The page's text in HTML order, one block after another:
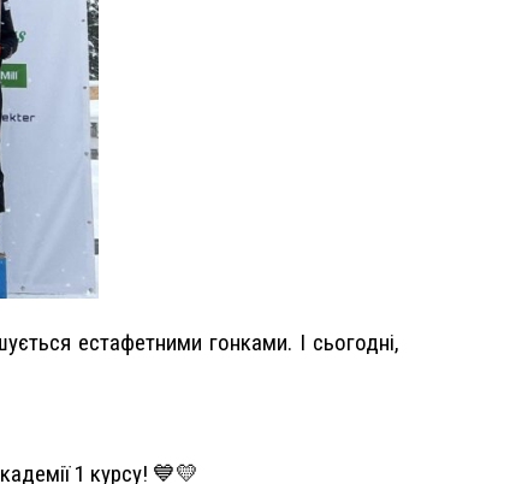
естафетними гонками. І сьогодні,
1 курсу! 💙💛